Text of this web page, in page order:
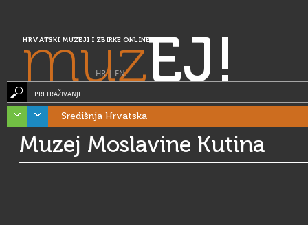
HRVATSKI MUZEJI I ZBIRKE ONLINE
muzEJ!
HR| EN
PRETRAŽIVANJE
Središnja Hrvatska
Muzej Moslavine Kutina